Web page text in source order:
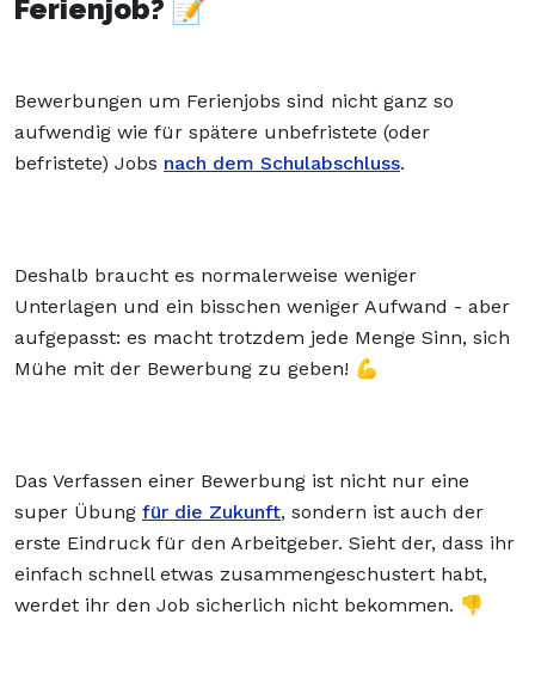
Ferienjob? 📝
Bewerbungen um Ferienjobs sind nicht ganz so
aufwendig wie für spätere unbefristete (oder
befristete) Jobs nach dem Schulabschluss.
Deshalb braucht es normalerweise weniger
Unterlagen und ein bisschen weniger Aufwand - aber
aufgepasst: es macht trotzdem jede Menge Sinn, sich
Mühe mit der Bewerbung zu geben! 💪
Das Verfassen einer Bewerbung ist nicht nur eine
super Übung für die Zukunft, sondern ist auch der
erste Eindruck für den Arbeitgeber. Sieht der, dass ihr
einfach schnell etwas zusammengeschustert habt,
werdet ihr den Job sicherlich nicht bekommen. 👎